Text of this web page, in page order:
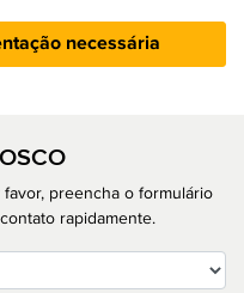
necessária
preencha o formulário
rapidamente.